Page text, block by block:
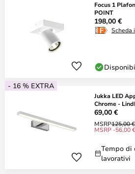
Focus 1
POINT
198,00 €
Scheda
- 16 % EXTRA
Jukka LED
Chrome -
69,00 €
MSRP125,00 €
MSRP -56,00 €
Tempo di
lavorativi